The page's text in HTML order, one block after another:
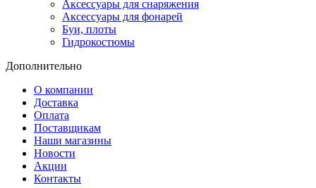
Аксессуары для снаряжения
Аксессуары для фонарей
Буи, плоты
Гидрокостюмы
Дополнительно
О компании
Доставка
Оплата
Поставщикам
Наши магазины
Новости
Акции
Контакты